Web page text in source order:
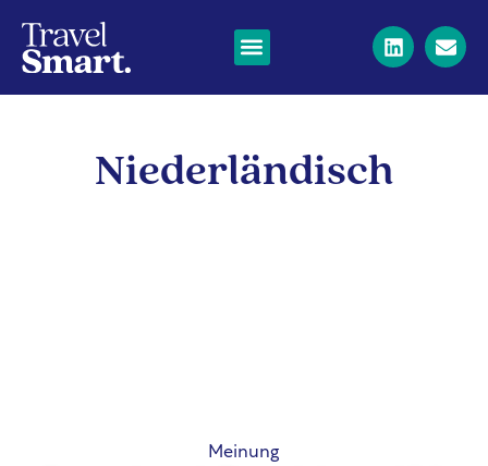
Niederländisch
Meinung